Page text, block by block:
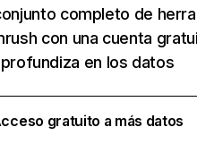
completo de
con una cuenta
profundiza en los datos
gratuito a más datos